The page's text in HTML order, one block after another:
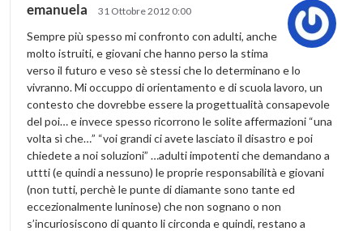
emanuela 31 Ottobre 2012 0:00
Sempre più spesso mi confronto con adulti, anche
molto istruiti, e giovani che hanno perso la stima
verso il futuro e veso sè stessi che lo determinano e lo
vivranno. Mi occuppo di orientamento e di scuola lavoro, un
contesto che dovrebbe essere la progettualità consapevole
del poi… e invece spesso ricorrono le solite affermazioni “una
volta sì che…” “voi grandi ci avete lasciato il disastro e poi
chiedete a noi soluzioni” …adulti impotenti che demandano a
uttti (e quindi a nessuno) le proprie responsabilità e giovani
(non tutti, perchè le punte di diamante sono tante ed
eccezionalmente luninose) che non sognano o non
s’incuriosiscono di quanto li circonda e quindi, restano a